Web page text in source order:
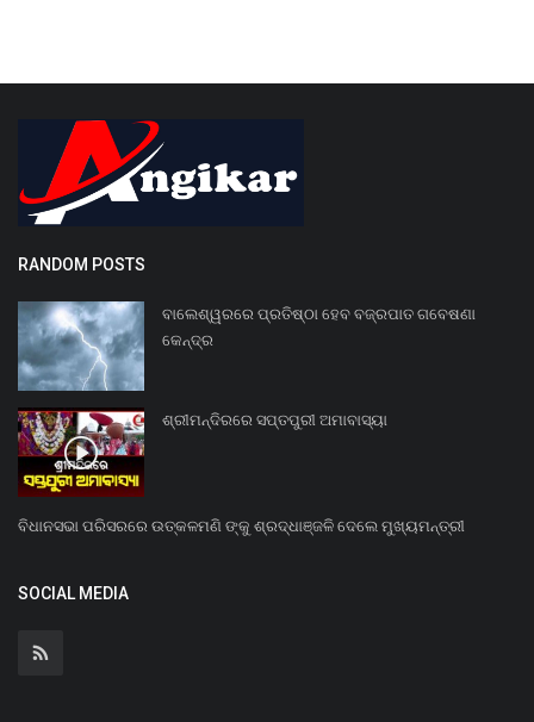
RANDOM POSTS
ବାଲେଶ୍ୱରରେ ପ୍ରତିଷ୍ଠା ହେବ ବଜ୍ରପାତ ଗବେଷଣା
କେନ୍ଦ୍ର
ଶ୍ରୀମନ୍ଦିରରେ ସପ୍ତପୁରୀ ଅମାବାସ୍ୟା
ବିଧାନସଭା ପରିସରରେ ଉତ୍କଳମଣି ଙ୍କୁ ଶ୍ରଦ୍ଧାଞ୍ଜଳି ଦେଲେ ମୁଖ୍ୟମନ୍ତ୍ରୀ
SOCIAL MEDIA